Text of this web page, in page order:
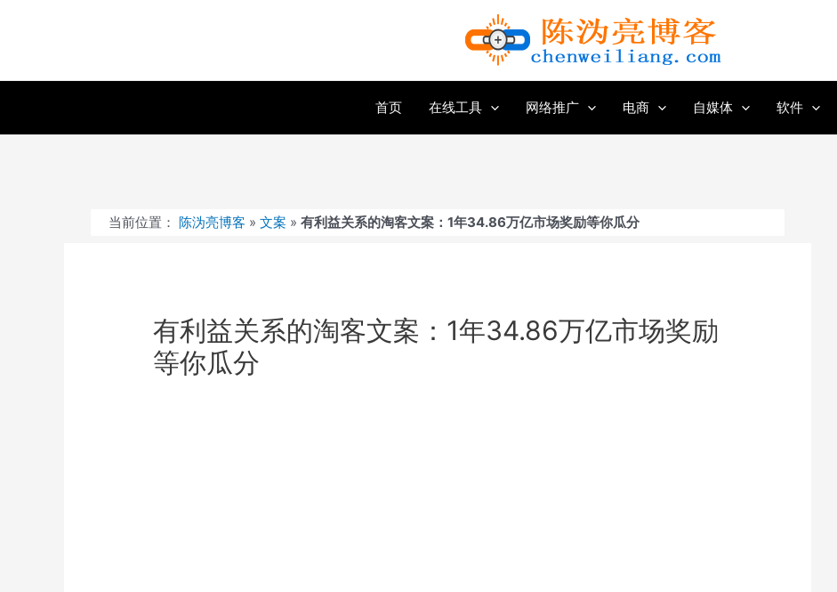
容
首页
在线工具 网络推广 电商 自媒体 软件
当前位置： 陈沩亮博客 » 文案 » 有利益关系的淘客文案：1年34.86万亿市场奖励等你瓜分
有利益关系的淘客文案：1年34.86万亿市场奖励
等你瓜分